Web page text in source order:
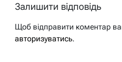
Залишити відповідь
Щоб відправити коментар
авторизуватись.